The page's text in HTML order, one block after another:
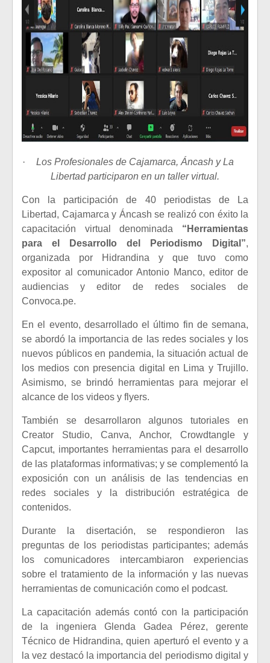
·
Los Profesionales de Cajamarca, Áncash y La
Libertad participaron en un taller virtual.
Con la participación de 40 periodistas de La
Libertad, Cajamarca y Áncash se realizó con éxito la
capacitación virtual denominada “Herramientas
para el Desarrollo del Periodismo Digital”,
organizada por Hidrandina y que tuvo como
expositor al comunicador Antonio Manco, editor de
audiencias y editor de redes sociales de
Convoca.pe.
En el evento, desarrollado el último fin de semana,
se abordó la importancia de las redes sociales y los
nuevos públicos en pandemia, la situación actual de
los medios con presencia digital en Lima y Trujillo.
Asimismo, se brindó herramientas para mejorar el
alcance de los videos y flyers.
También se desarrollaron algunos tutoriales en
Creator Studio, Canva, Anchor, Crowdtangle y
Capcut, importantes herramientas para el desarrollo
de las plataformas informativas; y se complementó la
exposición con un análisis de las tendencias en
redes sociales y la distribución estratégica de
contenidos.
Durante la disertación, se respondieron las
preguntas de los periodistas participantes; además
los comunicadores intercambiaron experiencias
sobre el tratamiento de la información y las nuevas
herramientas de comunicación como el podcast.
La capacitación además contó con la participación
de la ingeniera Glenda Gadea Pérez, gerente
Técnico de Hidrandina, quien aperturó el evento y a
la vez destacó la importancia del periodismo digital y